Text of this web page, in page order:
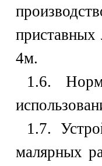
4м.
1.6.
1.7.
малярных